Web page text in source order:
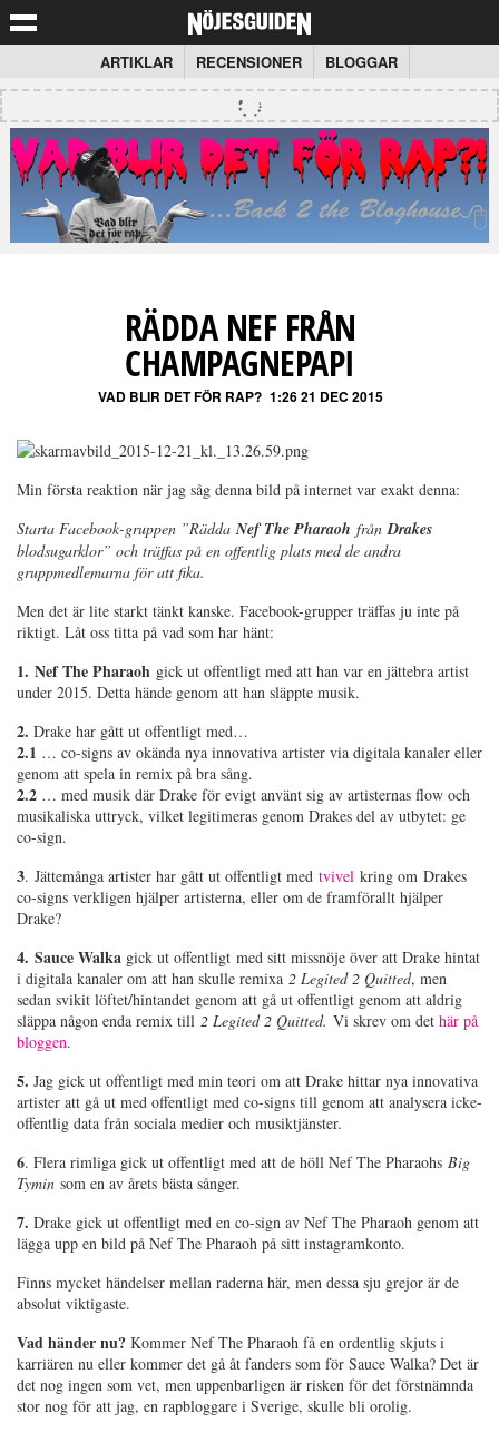
ARTIKLAR RECENSIONER BLOGGAR
RÄDDA NEF FRÅN
CHAMPAGNEPAPI
VAD BLIR DET FÖR RAP? 1:26 21 DEC 2015
Min första reaktion när jag såg denna bild på internet var exakt denna:
Starta Facebook-gruppen ”RäddaNef The Pharaoh frånDrakes
blodsugarklor” och träffas på en offentlig plats med de andra
gruppmedlemarna för att fika.
Men det är lite starkt tänkt kanske. Facebook-grupper träffas ju inte på
riktigt. Låt oss titta på vad som har hänt:
1. Nef The Pharaoh gick ut offentligt med att han var en jättebra artist
under 2015. Detta hände genom att han släppte musik.
2. Drake har gått ut offentligt med…
2.1 … co-signs av okända nya innovativa artister via digitala kanaler eller
genom att spela in remix på bra sång.
2.2 … med musik där Drake för evigt använt sig av artisternas flow och
musikaliska uttryck, vilket legitimeras genom Drakes del av utbytet: ge
co-sign.
3. Jättemånga artister har gått ut offentligt med tvivel kring om Drakes
co-signs verkligen hjälper artisterna, eller om de framförallt hjälper
Drake?
4. Sauce Walka gick ut offentligt med sitt missnöje över att Drake hintat
i digitala kanaler om att han skulle remixa 2 Legited 2 Quitted, men
sedan svikit löftet/hintandet genom att gå ut offentligt genom att aldrig
släppa någon enda remix till 2 Legited 2 Quitted. Vi skrev om det här på
bloggen.
5. Jag gick ut offentligt med min teori om att Drake hittar nya innovativa
artister att gå ut med offentligt med co-signs till genom att analysera icke-
offentlig data från sociala medier och musiktjänster.
6. Flera rimliga gick ut offentligt med att de höll Nef The Pharaohs Big
Tymin som en av årets bästa sånger.
7. Drake gick ut offentligt med en co-sign av Nef The Pharaoh genom att
lägga upp en bild på Nef The Pharaoh på sitt instagramkonto.
Finns mycket händelser mellan raderna här, men dessa sju grejor är de
absolut viktigaste.
Vad händer nu? Kommer Nef The Pharaoh få en ordentlig skjuts i
karriären nu eller kommer det gå åt fanders som för Sauce Walka? Det är
det nog ingen som vet, men uppenbarligen är risken för det förstnämnda
stor nog för att jag, en rapbloggare i Sverige, skulle bli orolig.